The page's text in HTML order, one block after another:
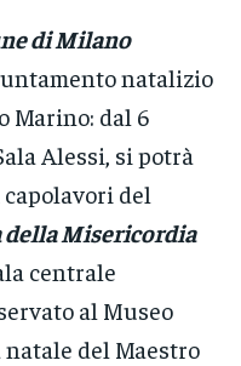
di Milano
natalizio
Marino: dal 6
Alessi, si potrà
del
della Misericordia
centrale
al Museo
del Maestro